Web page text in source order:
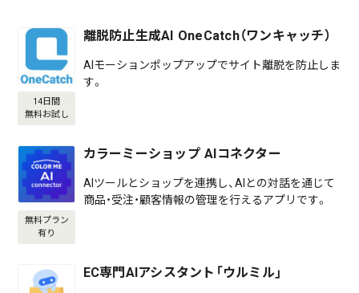
14日間
無料お試し
離脱防止生成AI OneCatch（ワンキャッチ）
AIモーションポップアップでサイト離脱を防止しま
す。
無料プラン
有り
カラーミーショップ AIコネクター
AIツールとショップを連携し、AIとの対話を通じて
商品・受注・顧客情報の管理を行えるアプリです。
EC専門AIアシスタント「ウルミル」